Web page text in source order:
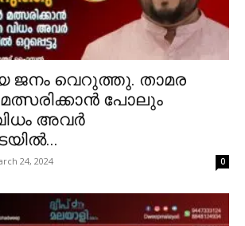
ജനം വെറുത്തു. താമര
പോലും
അവർ
24, 2024 0